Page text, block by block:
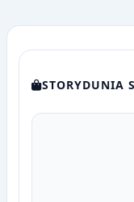
STORYDUNIA